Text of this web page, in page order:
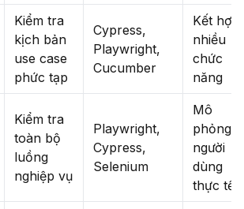
Kiểm tra
kịch bản
use case
phức tạp
Cypress,
Playwright,
Cucumber
Kết hợp
nhiều
chức
năng
Kiểm tra
toàn bộ
luồng
nghiệp vụ
Playwright,
Cypress,
Selenium
Mô
phỏng
người
dùng
thực tế